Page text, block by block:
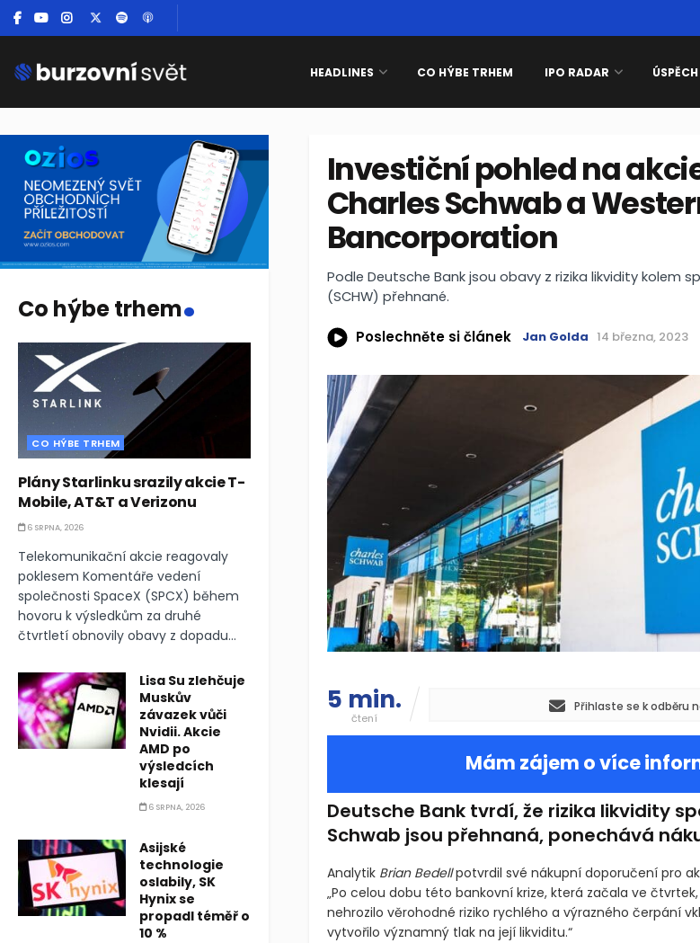
HEADLINES CO HÝBE TRHEM IPO RADAR ÚSPĚCH
Investiční pohled na
Charles Schwab a
Bancorporation
Podle Deutsche Bank jsou obavy z rizika likvidity kolem
(SCHW) přehnané.
Poslechněte si článek Jan Golda 14 března, 2023
5 min.
čtení
Přihlaste se k odběru
Mám zájem o více
Deutsche Bank tvrdí, že rizika likvidity
Schwab jsou přehnaná, ponechává
Analytik Brian Bedellpotvrdil své nákupní doporučení pro
„Po celou dobu této bankovní krize, která začala ve
nehrozilo věrohodné riziko rychlého a výrazného čerpání
vytvořilo významný tlak na její likviditu.“
Co hýbe trhem.
CO HÝBE TRHEM
Plány Starlinku srazily akcie T-
Mobile, AT&T a Verizonu
6 SRPNA, 2026
Telekomunikační akcie reagovaly
poklesem Komentáře vedení
společnosti SpaceX (SPCX) během
hovoru k výsledkům za druhé
čtvrtletí obnovily obavy z dopadu...
Lisa Su zlehčuje
Muskův
závazek vůči
Nvidii. Akcie
AMD po
výsledcích
klesají
6 SRPNA, 2026
Asijské
technologie
oslabily, SK
Hynix se
propadl téměř o
10 %